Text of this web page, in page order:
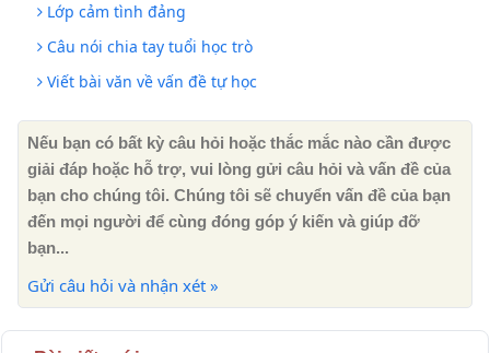
Lớp cảm tình đảng
Câu nói chia tay tuổi học trò
Viết bài văn về vấn đề tự học
Nếu bạn có bất kỳ câu hỏi hoặc thắc mắc nào cần được
giải đáp hoặc hỗ trợ, vui lòng gửi câu hỏi và vấn đề của
bạn cho chúng tôi. Chúng tôi sẽ chuyển vấn đề của bạn
đến mọi người để cùng đóng góp ý kiến ​​và giúp đỡ
bạn...
Gửi câu hỏi và nhận xét »